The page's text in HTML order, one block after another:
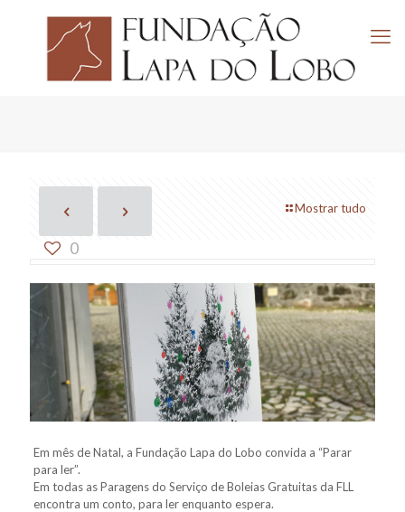
Mostrar tudo
0
Em mês de Natal, a Fundação Lapa do Lobo convida a “Parar
para ler”.
Em todas as Paragens do Serviço de Boleias Gratuitas da FLL
encontra um conto, para ler enquanto espera.